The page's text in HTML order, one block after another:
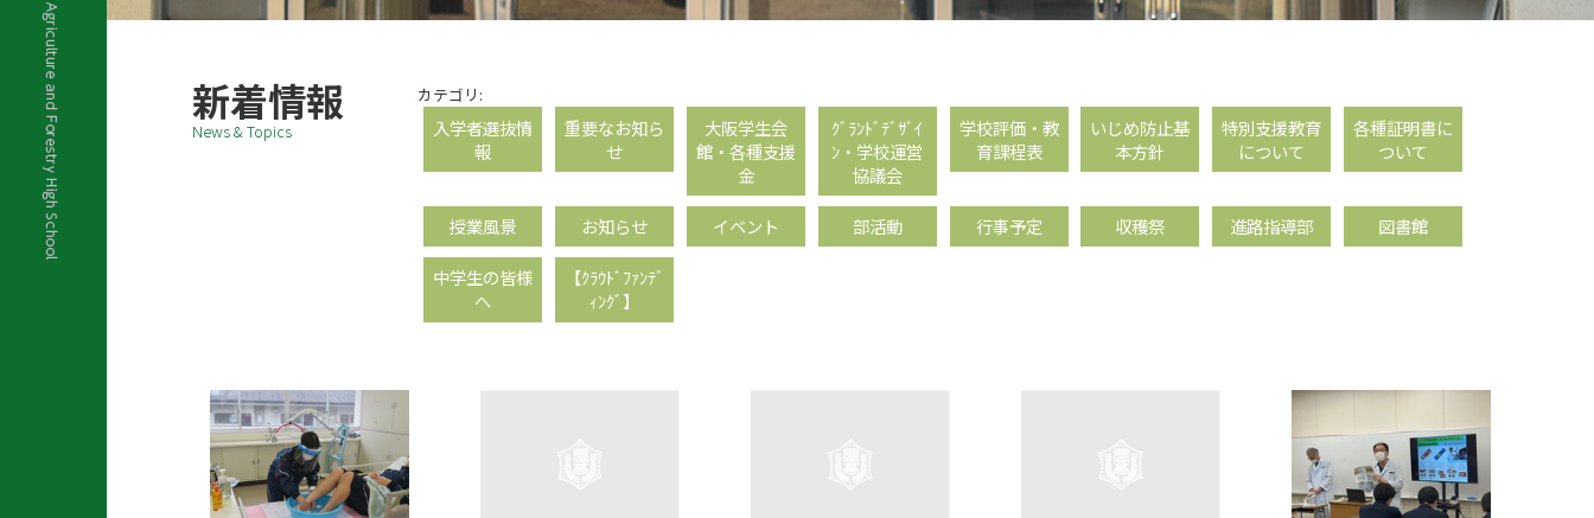
新着情報
News & Topics
カテゴリ:
入学者選抜情
報
重要なお知ら
せ
大阪学生会
館・各種支援
金
ｸﾞﾗﾝﾄﾞﾃﾞｻﾞｲ
ﾝ・学校運営
協議会
学校評価・教
育課程表
いじめ防止基
本方針
特別支援教育
について
各種証明書に
ついて
授業風景 お知らせ イベント 部活動 行事予定 収穫祭 進路指導部 図書館
中学生の皆様
へ
【ｸﾗｳﾄﾞﾌｧﾝﾃﾞ
ｨﾝｸﾞ】